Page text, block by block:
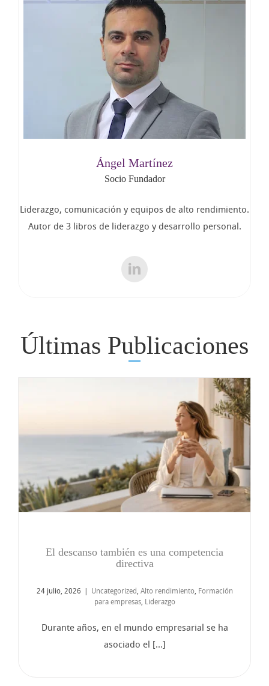
Ángel Martínez
Socio Fundador
Liderazgo, comunicación y equipos de alto rendimiento.
Autor de 3 libros de liderazgo y desarrollo personal.
Últimas Publicaciones
El descanso también es una competencia
directiva
24 julio, 2026 Uncategorized , Alto rendimiento, Formación
para empresas, Liderazgo
Durante años, en el mundo empresarial se ha
asociado el [...]